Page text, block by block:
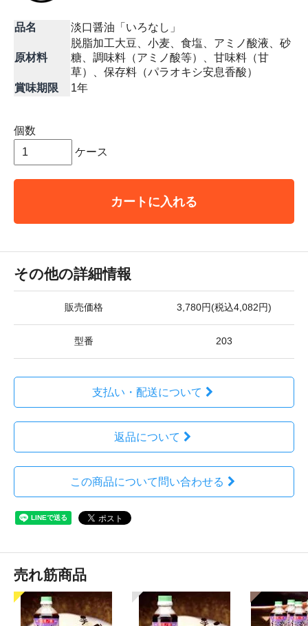
品名 淡口醤油「いろなし」
原材料
脱脂加工大豆、小麦、食塩、アミノ酸液、砂
糖、調味料（アミノ酸等）、甘味料（甘
草）、保存料（パラオキシ安息香酸）
賞味期限
1年
個数
ケース
カートに入れる
その他の詳細情報
販売価格 3,780円(税込4,082円)
型番 203
支払い・配送について
返品について
この商品について問い合わせる
売れ筋商品